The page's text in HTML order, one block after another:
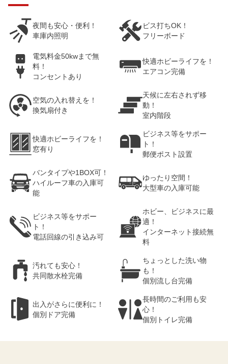
夜間も安心・便利！
車庫内照明
ビス打ちOK！
フリーボード
電気料金50kwまで無
料！
コンセントあり
快適ホビーライフを！
エアコン完備
空気の入れ替えを！
換気扇付き
天候に左右されず移
動！
室内階段
快適ホビーライフを！
窓有り
ビジネス等をサポー
ト！
郵便ポスト設置
バンタイプや1BOX可！
ハイルーフ車の入庫可
能
ゆったり空間！
大型車の入庫可能
ビジネス等をサポー
ト！
電話回線の引き込み可
ホビー、ビジネスに最
適！
インターネット接続無
料
汚れても安心！
共同散水栓完備
ちょっとした洗い物
も！
個別流し台完備
出入がさらに便利に！
個別ドア完備
長時間のご利用も安
心！
個別トイレ完備